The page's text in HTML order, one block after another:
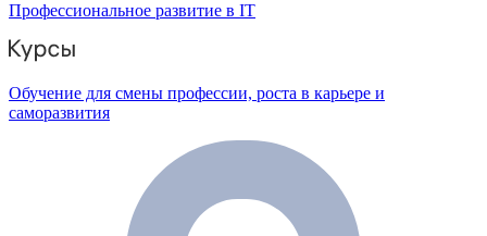
Профессиональное развитие в IT
Обучение для смены профессии, роста в карьере и
саморазвития